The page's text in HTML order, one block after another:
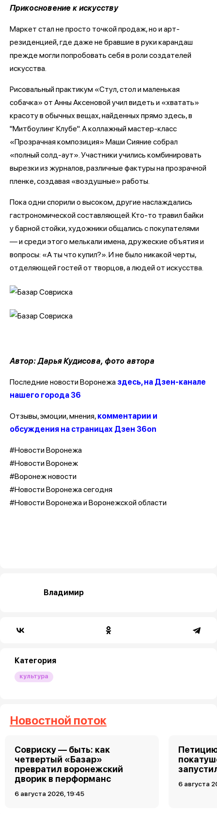
Прикосновение к искусству
Маркет стал не просто точкой продаж, но и арт-
резиденцией, где даже не бравшие в руки карандаш
прежде могли попробовать себя в роли создателей
искусства.
Рисовальный практикум «Стул, стол и маленькая
собачка» от Анны Аксеновой учил видеть и «хватать»
красоту в обычных вещах, найденных прямо здесь, в
"Митбоулинг Клубе". А коллажный мастер-класс
«Прозрачная композиция» Маши Сияние собрал
«полный солд-аут». Участники учились комбинировать
вырезки из журналов, различные фактуры на прозрачной
пленке, создавая «воздушные» работы.
Пока одни спорили о высоком, другие наслаждались
гастрономической составляющей. Кто-то травил байки
у барной стойки, художники общались с покупателями
— и среди этого мелькали имена, дружеские объятия и
вопросы: «А ты что купил?». И не было никакой черты,
отделяющей гостей от творцов, а людей от искусства.
Автор: Дарья Кудисова, фото автора
Последние новости Воронежа здесь, на Дзен-канале
нашего города 36
Отзывы, эмоции, мнения, комментарии и
обсуждения на страницах Дзен 36on
#Новости Воронежа
#Новости Воронеж
#Воронеж новости
#Новости Воронежа сегодня
#Новости Воронежа и Воронежской области
Владимир
Категория
культура
Новостной поток
Совриску — быть: как
четвертый «Базар»
превратил воронежский
дворик в перформанс
6 августа 2026, 19:45
6 августа